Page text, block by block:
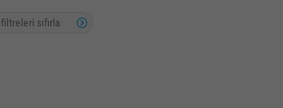
filtreleri sıfırla